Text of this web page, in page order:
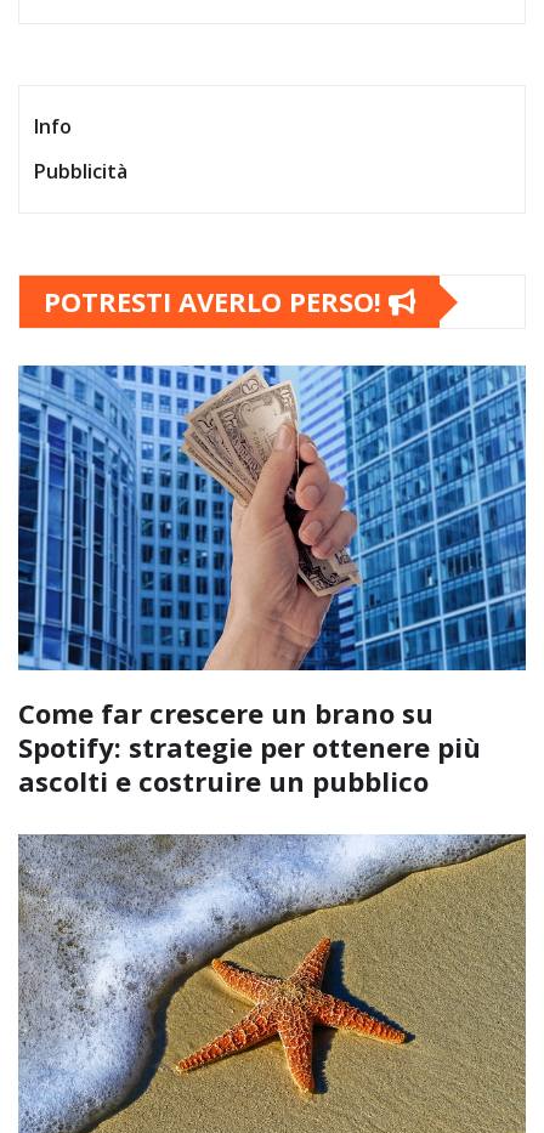
Info
Pubblicità
POTRESTI AVERLO PERSO!
Come far crescere un brano su
Spotify: strategie per ottenere più
ascolti e costruire un pubblico